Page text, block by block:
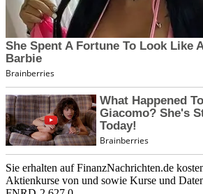
Sie erhalten auf FinanzNachrichten.de
Aktienkurse von und sowie Kurse und